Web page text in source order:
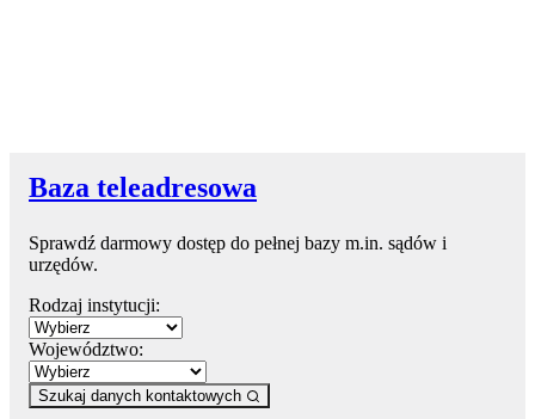
Baza teleadresowa
Sprawdź darmowy dostęp do pełnej bazy m.in. sądów i
urzędów.
Rodzaj instytucji:
Województwo:
Szukaj danych kontaktowych